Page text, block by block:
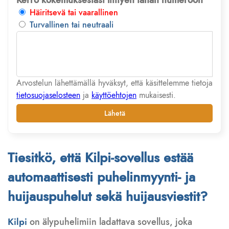
Häiritsevä tai vaarallinen
Turvallinen tai neutraali
Arvostelun lähettämällä hyväksyt, että käsittelemme tietoja
tietosuojaselosteen ja käyttöehtojen mukaisesti.
Lähetä
Tiesitkö, että Kilpi-sovellus estää
automaattisesti puhelinmyynti- ja
huijauspuhelut sekä huijausviestit?
Kilpi on älypuhelimiin ladattava sovellus, joka